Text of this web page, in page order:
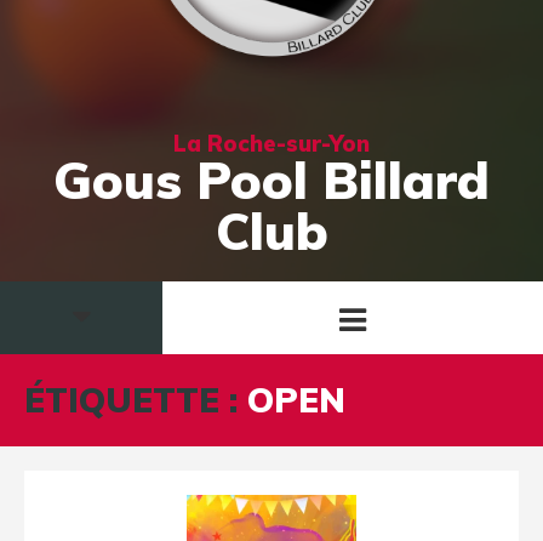
La Roche-sur-Yon
Gous Pool Billard
Club
ÉTIQUETTE : OPEN